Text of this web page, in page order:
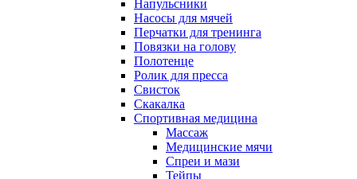
Напульсники
Насосы для мячей
Перчатки для тренинга
Повязки на голову
Полотенце
Ролик для пресса
Свисток
Скакалка
Спортивная медицина
Массаж
Медицинские мячи
Спреи и мази
Тейпы